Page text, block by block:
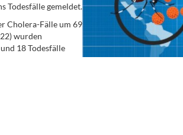
Todesfälle gemeldet.
Cholera-Fälle um 69
wurden
18 Todesfälle